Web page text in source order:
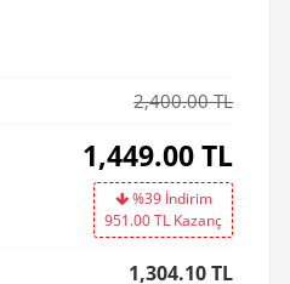
2,400.00 TL
1,449.00TL
%39 İndirim
951.00TL Kazanç
1,304.10 TL